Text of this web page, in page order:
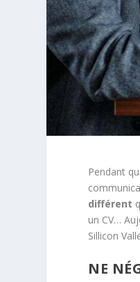
Pendant
différent
un CV…
Sillicon
NE